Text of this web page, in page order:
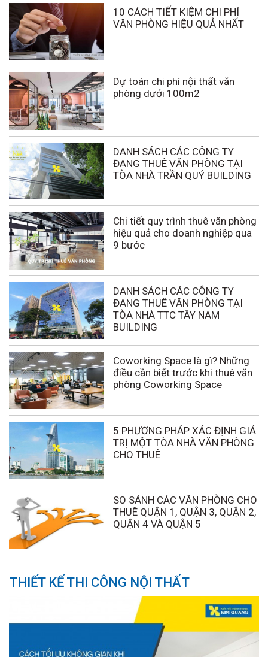
10 CÁCH TIẾT KIỆM CHI PHÍ
VĂN PHÒNG HIỆU QUẢ NHẤT
Dự toán chi phí nội thất văn
phòng dưới 100m2
DANH SÁCH CÁC CÔNG TY
ĐANG THUÊ VĂN PHÒNG TẠI
TÒA NHÀ TRẦN QUÝ BUILDING
Chi tiết quy trình thuê văn phòng
hiệu quả cho doanh nghiệp qua
9 bước
DANH SÁCH CÁC CÔNG TY
ĐANG THUÊ VĂN PHÒNG TẠI
TÒA NHÀ TTC TÂY NAM
BUILDING
Coworking Space là gì? Những
điều cần biết trước khi thuê văn
phòng Coworking Space
5 PHƯƠNG PHÁP XÁC ĐỊNH GIÁ
TRỊ MỘT TÒA NHÀ VĂN PHÒNG
CHO THUÊ
SO SÁNH CÁC VĂN PHÒNG CHO
THUÊ QUẬN 1, QUẬN 3, QUẬN 2,
QUẬN 4 VÀ QUẬN 5
THIẾT KẾ THI CÔNG NỘI THẤT